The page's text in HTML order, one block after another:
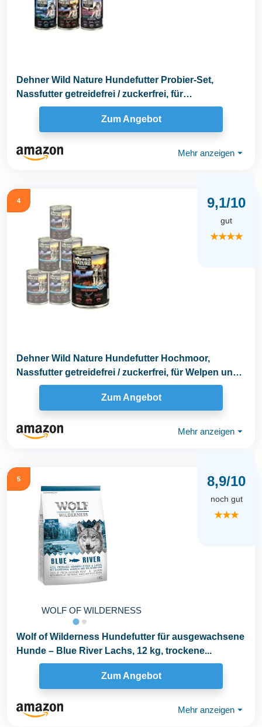
Dehner Wild Nature Hundefutter Probier-Set,
Nassfutter getreidefrei / zuckerfrei, für
ausgewachsene...
Zum Angebot
Mehr anzeigen ⏷
4 9,1/10
gut
★★★★
Dehner Wild Nature Hundefutter Hochmoor,
Nassfutter getreidefrei / zuckerfrei, für Welpen und
junge...
Zum Angebot
Mehr anzeigen ⏷
5
WOLF OF WILDERNESS
8,9/10
noch gut
★★★
Wolf of Wilderness Hundefutter für ausgewachsene
Hunde – Blue River Lachs, 12 kg, trockene...
Zum Angebot
Mehr anzeigen ⏷